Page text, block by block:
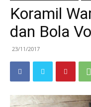
Koramil
dan Bola
23/11/2017